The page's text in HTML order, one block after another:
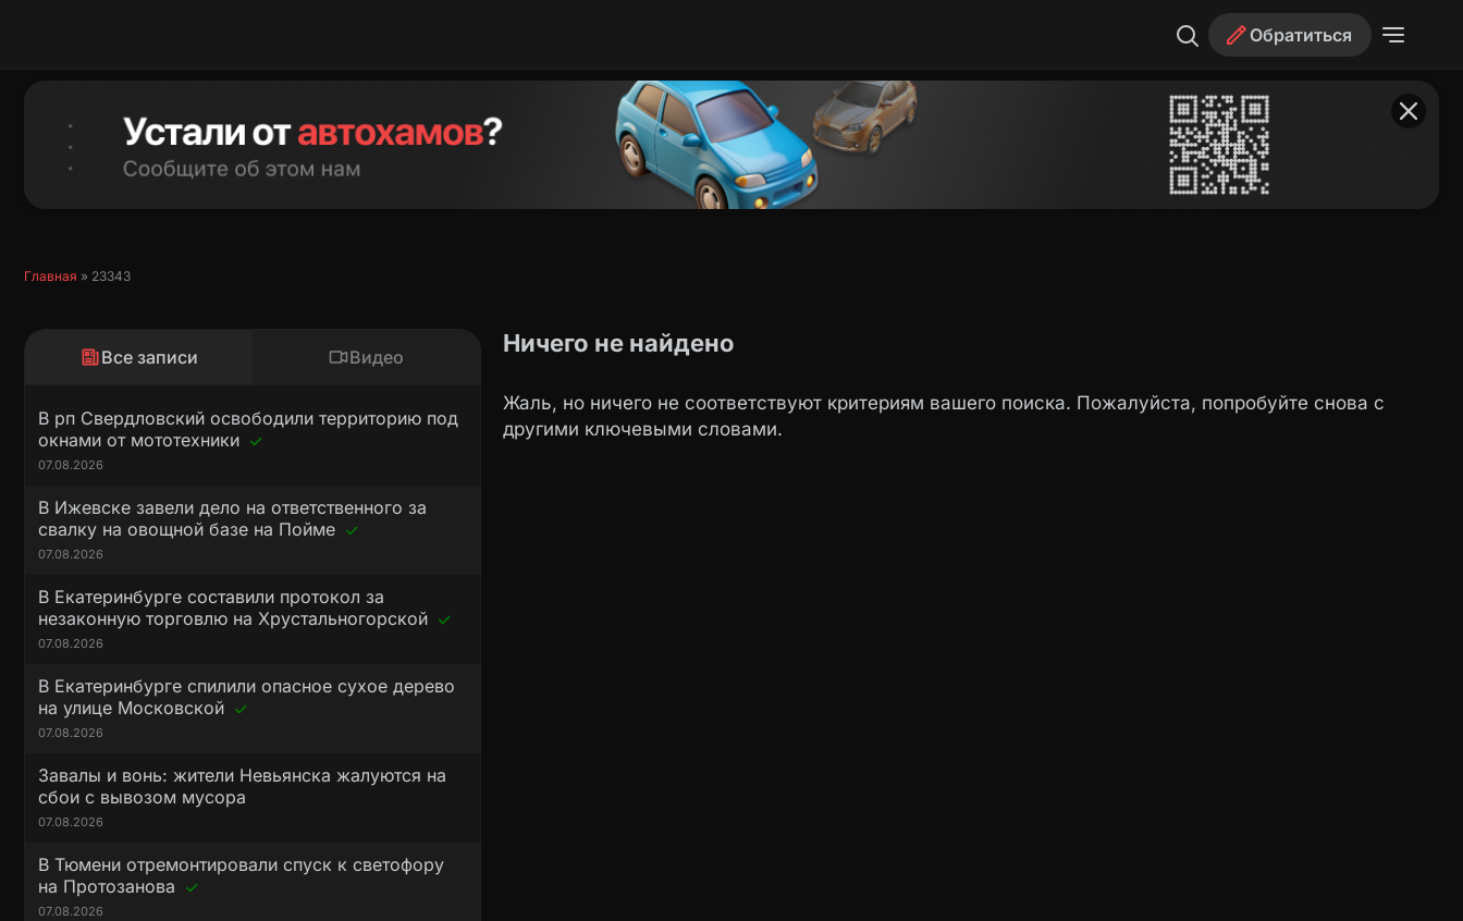
Обратиться
Главная » 23343
Все записи Видео
В рп Свердловский освободили территорию под
окнами от мототехники
07.08.2026
В Ижевске завели дело на ответственного за
свалку на овощной базе на Пойме
07.08.2026
В Екатеринбурге составили протокол за
незаконную торговлю на Хрустальногорской
07.08.2026
В Екатеринбурге спилили опасное сухое дерево
на улице Московской
07.08.2026
Завалы и вонь: жители Невьянска жалуются на
сбои с вывозом мусора
07.08.2026
В Тюмени отремонтировали спуск к светофору
на Протозанова
07.08.2026
Ничего не найдено
Жаль, но ничего не соответствуют критериям вашего поиска. Пожалуйста, попробуйте снова с
другими ключевыми словами.